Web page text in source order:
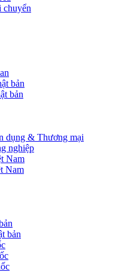
chuyển
bản
bản
dụng & Thương mại
nghiệp
Nam
Nam
bản